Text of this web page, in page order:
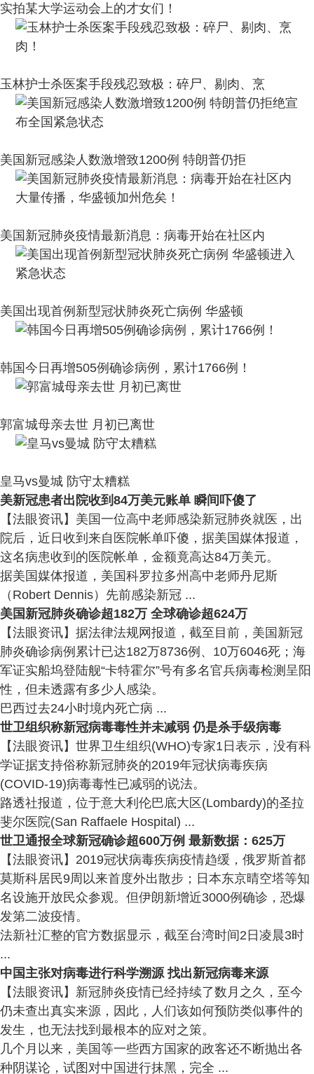
实拍某大学运动会上的才女们！
玉林护士杀医案手段残忍致极：碎尸、剔肉、烹
美国新冠感染人数激增致1200例 特朗普仍拒
美国新冠肺炎疫情最新消息：病毒开始在社区内
美国出现首例新型冠状肺炎死亡病例 华盛顿
韩国今日再增505例确诊病例，累计1766例！
郭富城母亲去世 月初已离世
皇马vs曼城 防守太糟糕
美新冠患者出院收到84万美元账单 瞬间吓傻了
【法眼资讯】美国一位高中老师感染新冠肺炎就医，出
院后，近日收到来自医院帐单吓傻，据美国媒体报道，
这名病患收到的医院帐单，金额竟高达84万美元。
据美国媒体报道，美国科罗拉多州高中老师丹尼斯
（Robert Dennis）先前感染新冠 ...
美国新冠肺炎确诊超182万 全球确诊超624万
【法眼资讯】据法律法规网报道，截至目前，美国新冠
肺炎确诊病例累计已达182万8736例、10万6046死；海
军证实船坞登陆舰“卡特霍尔”号有多名官兵病毒检测呈阳
性，但未透露有多少人感染。
巴西过去24小时境内死亡病 ...
世卫组织称新冠病毒毒性并未减弱 仍是杀手级病毒
【法眼资讯】世界卫生组织(WHO)专家1日表示，没有科
学证据支持俗称新冠肺炎的2019年冠状病毒疾病
(COVID-19)病毒毒性已减弱的说法。
路透社报道，位于意大利伦巴底大区(Lombardy)的圣拉
斐尔医院(San Raffaele Hospital) ...
世卫通报全球新冠确诊超600万例 最新数据：625万
【法眼资讯】2019冠状病毒疾病疫情趋缓，俄罗斯首都
莫斯科居民9周以来首度外出散步；日本东京晴空塔等知
名设施开放民众参观。但伊朗新增近3000例确诊，恐爆
发第二波疫情。
法新社汇整的官方数据显示，截至台湾时间2日凌晨3时
...
中国主张对病毒进行科学溯源 找出新冠病毒来源
【法眼资讯】新冠肺炎疫情已经持续了数月之久，至今
仍未查出真实来源，因此，人们该如何预防类似事件的
发生，也无法找到最根本的应对之策。
几个月以来，美国等一些西方国家的政客还不断抛出各
种阴谋论，试图对中国进行抹黑，完全 ...